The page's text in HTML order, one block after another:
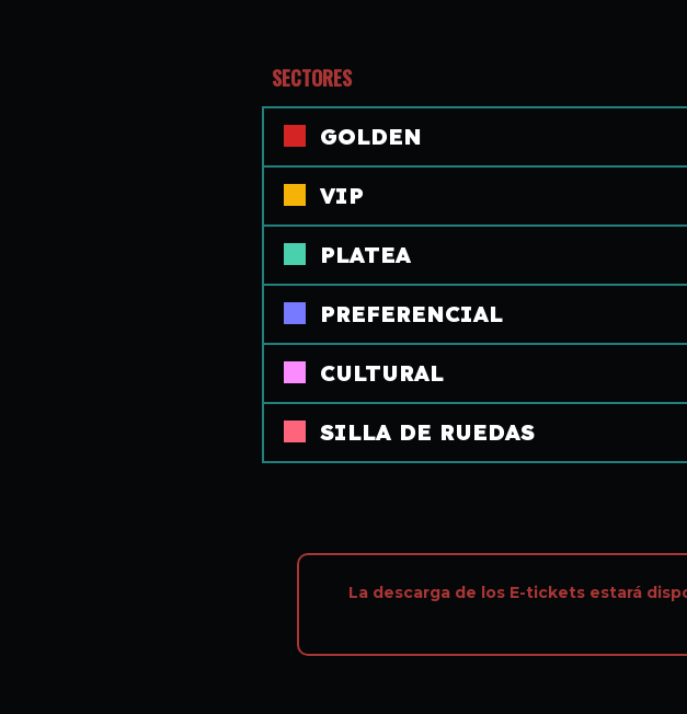
SECTORES
GOLDEN
VIP
PLATEA
PREFERENCIAL
CULTURAL
SILLA DE RUEDAS
La descarga de los E-tickets estará